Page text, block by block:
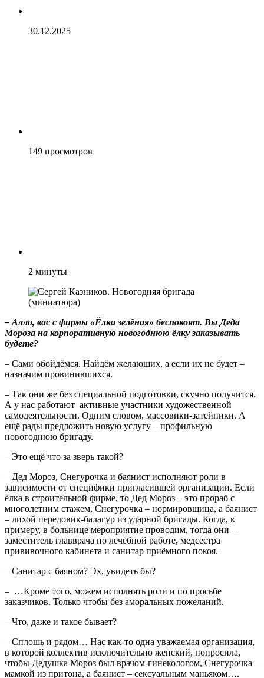
30.12.2025
149 просмотров
2 минуты
– Алло, вас с фирмы «Ёлка зелёная» беспокоят. Вы Деда
Мороза на корпоративную новогоднюю ёлку заказывать
будете?
– Сами обойдёмся. Найдём желающих, а если их не будет –
назначим провинившихся.
– Так они же без специальной подготовки, скучно получится.
А у нас работают активные участники художественной
самодеятельности. Одним словом, массовики-затейники. А
ещё рады предложить новую услугу – профильную
новогоднюю бригаду.
– Это ещё что за зверь такой?
– Дед Мороз, Снегурочка и баянист исполняют роли в
зависимости от специфики пригласившей организации. Если
ёлка в строительной фирме, то Дед Мороз – это прораб с
многолетним стажем, Снегурочка – нормировщица, а баянист
– лихой передовик-балагур из ударной бригады. Когда, к
примеру, в больнице мероприятие проводим, тогда они –
заместитель главврача по лечебной работе, медсестра
прививочного кабинета и санитар приёмного покоя.
– Санитар с баяном? Эх, увидеть бы?
– …Кроме того, можем исполнять роли и по просьбе
заказчиков. Только чтобы без аморальных пожеланий.
– Что, даже и такое бывает?
– Сплошь и рядом… Нас как-то одна уважаемая организация,
в которой коллектив исключительно женский, попросила,
чтобы Дедушка Мороз был врачом-гинекологом, Снегурочка –
мамкой из притона, а баянист – сексуальным маньяком….